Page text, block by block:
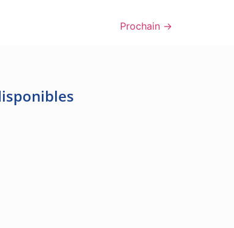
Prochain →